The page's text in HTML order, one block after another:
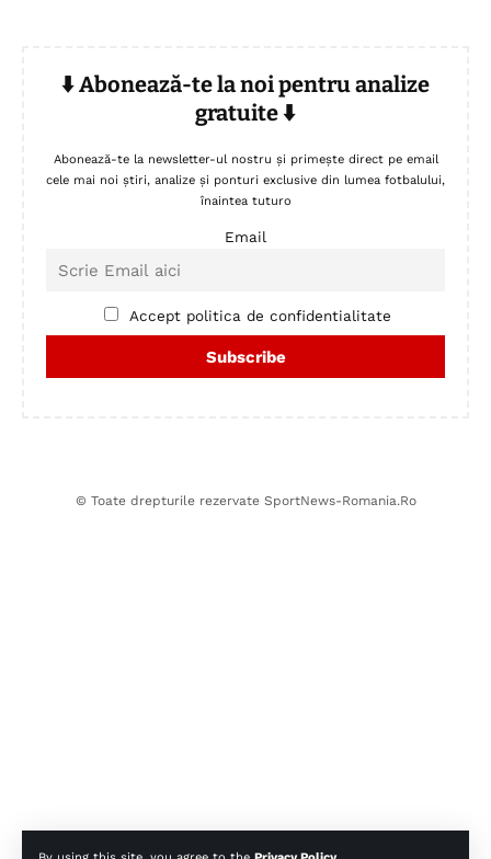
⬇️ Abonează-te la noi pentru analize
gratuite ⬇️
Abonează-te la newsletter-ul nostru și primește direct pe email
cele mai noi știri, analize și ponturi exclusive din lumea fotbalului,
înaintea tuturo
Email
Accept politica de confidentialitate
© Toate drepturile rezervate SportNews-Romania.Ro